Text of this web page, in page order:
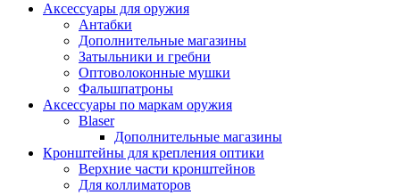
Аксессуары для оружия
Антабки
Дополнительные магазины
Затыльники и гребни
Оптоволоконные мушки
Фальшпатроны
Аксессуары по маркам оружия
Blaser
Дополнительные магазины
Кронштейны для крепления оптики
Верхние части кронштейнов
Для коллиматоров